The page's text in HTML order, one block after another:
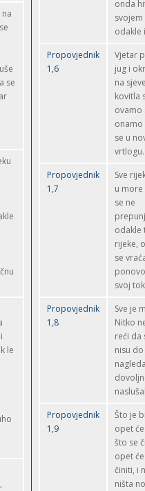
se
le
onda
odakle
Propovjednik
1,6
Vjetar
jug i
na
kovitla
ovamo
onamo
se u
vrtlogu.
Propovjednik
1,7
Sve
u
se ne
odakle
rijeke,
se
svoj
Propovjednik
1,8
Sve je
Nitko
reći da
nisu
Propovjednik
1,9
Što je
opet
što se
opet
činiti, i
ništa